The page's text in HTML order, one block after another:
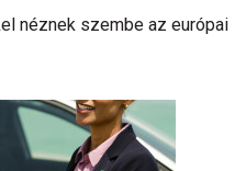
néznek szembe az európai